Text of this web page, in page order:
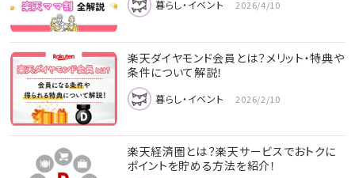
暮らし・イベント 2026/4/10
楽天ダイヤモンド会員とは？メリット・特典や
条件について解説！
暮らし・イベント 2026/2/10
楽天経済圏とは？楽天サービスでおトクに
ポイントを貯める方法を紹介！